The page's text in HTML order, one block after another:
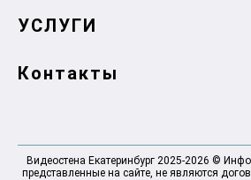
УСЛУГИ
Контакты
Видеостена Екатеринбург 2025-2026 ©
представленные на сайте, не являются